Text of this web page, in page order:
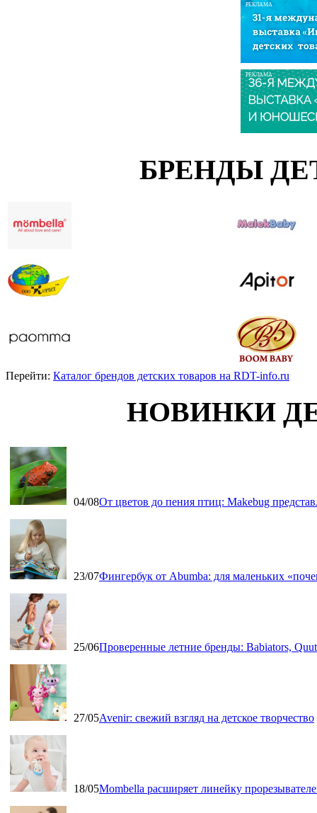
РЕКЛАМА
РЕКЛАМА
БРЕНДЫ
Перейти: Каталог брендов детских товаров на RDT-info.ru
НОВИНКИ
04/08От цветов до пения птиц: Makebug
23/07Фингербук от Abumba: для маленьких
25/06Проверенные летние бренды: Babiators,
27/05Avenir: свежий взгляд на детское творчество
18/05Mombella расширяет линейку